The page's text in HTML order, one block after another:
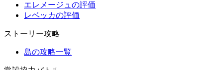
エレメージュの評価
レベッカの評価
ストーリー攻略
島の攻略一覧